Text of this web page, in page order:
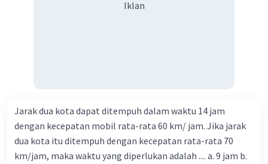
Iklan
Jarak dua kota dapat ditempuh dalam waktu 14 jam
dengan kecepatan mobil rata-rata 60 km/ jam. Jika jarak
dua kota itu ditempuh dengan kecepatan rata-rata 70
km/jam, maka waktu yang diperlukan adalah .... a. 9 jam b.